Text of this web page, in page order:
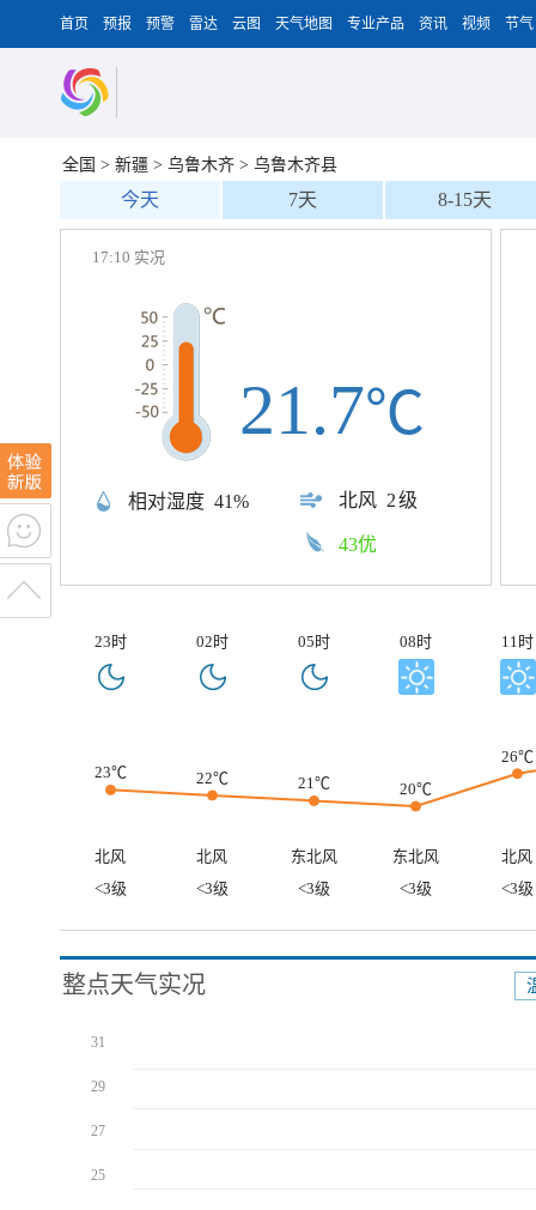
首页 预报 预警 雷达 云图 天气地图 专业产品 资讯 视频 节气
全国 > 新疆 > 乌鲁木齐 > 乌鲁木齐县
今天 7天 8-15天
17:10 实况
相对湿度 41% 北风 2级
21.7℃
43优
23时 02时 05时 08时 11时
23℃ 22℃ 21℃ 20℃
26℃
北风 北风 东北风 东北风
北风
<3级
<3级 <3级 <3级 <3级
整点天气实况
31
29
27
25